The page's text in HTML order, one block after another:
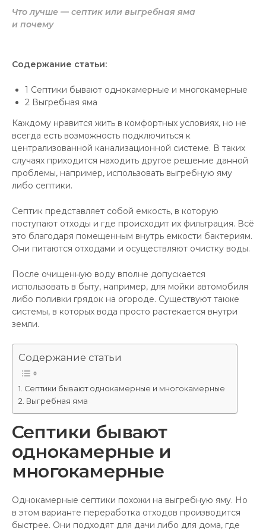
Что лучше — септик или выгребная яма
и почему
Содержание статьи:
1 Септики бывают однокамерные и многокамерные
2 Выгребная яма
Каждому нравится жить в комфортных условиях, но не
всегда есть возможность подключиться к
централизованной канализационной системе. В таких
случаях приходится находить другое решение данной
проблемы, например, использовать выгребную яму
либо септики.
Септик представляет собой емкость, в которую
поступают отходы и где происходит их фильтрация. Всё
это благодаря помещенным внутрь емкости бактериям.
Они питаются отходами и осуществляют очистку воды.
После очищенную воду вполне допускается
использовать в быту, например, для мойки автомобиля
либо поливки грядок на огороде. Существуют также
системы, в которых вода просто растекается внутри
земли.
Содержание статьи
Септики бывают однокамерные и многокамерные
Выгребная яма
Септики бывают
однокамерные и
многокамерные
Однокамерные септики похожи на выгребную яму. Но
в этом варианте переработка отходов производится
быстрее. Они подходят для дачи либо для дома, где